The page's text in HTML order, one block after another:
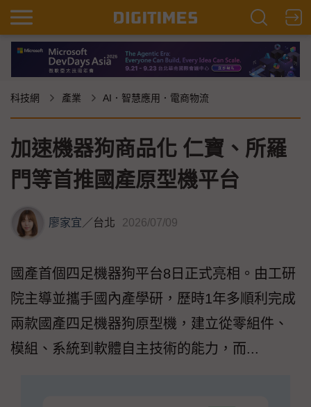
科技網 產業 AI．智慧應用．電商物流
加速機器狗商品化 仁寶、所羅
門等首推國產原型機平台
廖家宜／台北 2026/07/09
國產首個四足機器狗平台8日正式亮相。由工研
院主導並攜手國內產學研，歷時1年多順利完成
兩款國產四足機器狗原型機，建立從零組件、
模組、系統到軟體自主技術的能力，而...